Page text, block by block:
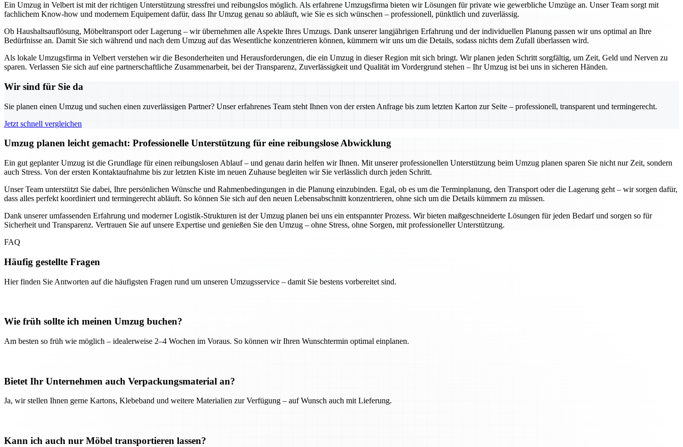
Ein Umzug in Velbert ist mit der richtigen Unterstützung stressfrei und reibungslos möglich. Als erfahrene Umzugsfirma bieten wir Lösungen für private wie gewerbliche Umzüge an. Unser Team sorgt mit
fachlichem Know-how und modernem Equipement dafür, dass Ihr Umzug genau so abläuft, wie Sie es sich wünschen – professionell, pünktlich und zuverlässig.
Ob Haushaltsauflösung, Möbeltransport oder Lagerung – wir übernehmen alle Aspekte Ihres Umzugs. Dank unserer langjährigen Erfahrung und der individuellen Planung passen wir uns optimal an Ihre
Bedürfnisse an. Damit Sie sich während und nach dem Umzug auf das Wesentliche konzentrieren können, kümmern wir uns um die Details, sodass nichts dem Zufall überlassen wird.
Als lokale Umzugsfirma in Velbert verstehen wir die Besonderheiten und Herausforderungen, die ein Umzug in dieser Region mit sich bringt. Wir planen jeden Schritt sorgfältig, um Zeit, Geld und Nerven zu
sparen. Verlassen Sie sich auf eine partnerschaftliche Zusammenarbeit, bei der Transparenz, Zuverlässigkeit und Qualität im Vordergrund stehen – Ihr Umzug ist bei uns in sicheren Händen.
Wir sind für Sie da
Sie planen einen Umzug und suchen einen zuverlässigen Partner? Unser erfahrenes Team steht Ihnen von der ersten Anfrage bis zum letzten Karton zur Seite – professionell, transparent und termingerecht.
Jetzt schnell vergleichen
Umzug planen leicht gemacht: Professionelle Unterstützung für eine reibungslose Abwicklung
Ein gut geplanter Umzug ist die Grundlage für einen reibungslosen Ablauf – und genau darin helfen wir Ihnen. Mit unserer professionellen Unterstützung beim Umzug planen sparen Sie nicht nur Zeit, sondern
auch Stress. Von der ersten Kontaktaufnahme bis zur letzten Kiste im neuen Zuhause begleiten wir Sie verlässlich durch jeden Schritt.
Unser Team unterstützt Sie dabei, Ihre persönlichen Wünsche und Rahmenbedingungen in die Planung einzubinden. Egal, ob es um die Terminplanung, den Transport oder die Lagerung geht – wir sorgen dafür,
dass alles perfekt koordiniert und termingerecht abläuft. So können Sie sich auf den neuen Lebensabschnitt konzentrieren, ohne sich um die Details kümmern zu müssen.
Dank unserer umfassenden Erfahrung und moderner Logistik-Strukturen ist der Umzug planen bei uns ein entspannter Prozess. Wir bieten maßgeschneiderte Lösungen für jeden Bedarf und sorgen so für
Sicherheit und Transparenz. Vertrauen Sie auf unsere Expertise und genießen Sie den Umzug – ohne Stress, ohne Sorgen, mit professioneller Unterstützung.
FAQ
Häufig gestellte Fragen
Hier finden Sie Antworten auf die häufigsten Fragen rund um unseren Umzugsservice – damit Sie bestens vorbereitet sind.
Wie früh sollte ich meinen Umzug buchen?
Am besten so früh wie möglich – idealerweise 2–4 Wochen im Voraus. So können wir Ihren Wunschtermin optimal einplanen.
Bietet Ihr Unternehmen auch Verpackungsmaterial an?
Ja, wir stellen Ihnen gerne Kartons, Klebeband und weitere Materialien zur Verfügung – auf Wunsch auch mit Lieferung.
Kann ich auch nur Möbel transportieren lassen?